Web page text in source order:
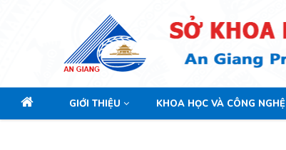
Main
GIỚI THIỆU KHOA HỌC VÀ CÔNG NGHỆ